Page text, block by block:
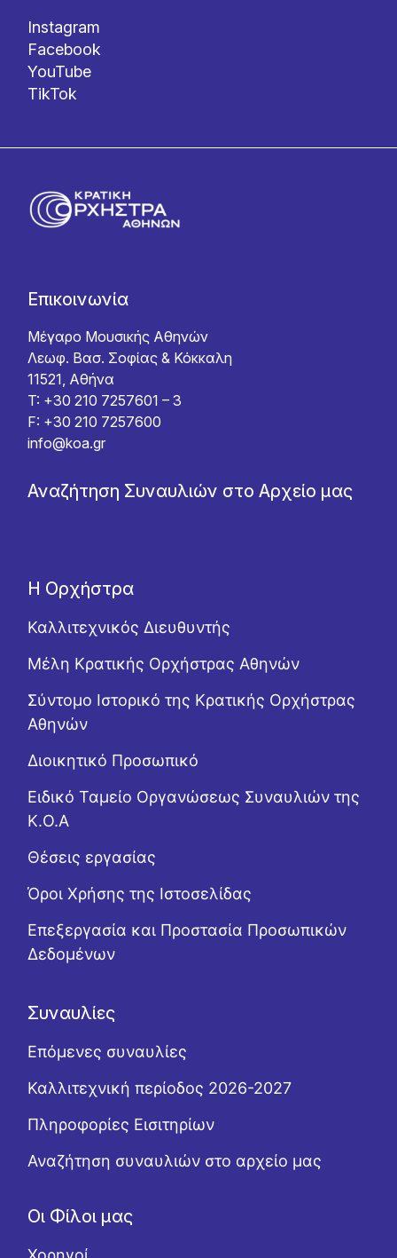
Instagram
Facebook
YouTube
TikTok
Επικοινωνία
Μέγαρο Μουσικής Αθηνών
Λεωφ. Βασ. Σοφίας & Κόκκαλη
11521, Αθήνα
T: +30 210 7257601 – 3
F: +30 210 7257600
info@koa.gr
Αναζήτηση Συναυλιών στο Αρχείο μας
Η Ορχήστρα
Καλλιτεχνικός Διευθυντής
Μέλη Κρατικής Ορχήστρας Αθηνών
Σύντομο Ιστορικό της Κρατικής Ορχήστρας
Αθηνών
Διοικητικό Προσωπικό
Ειδικό Ταμείο Οργανώσεως Συναυλιών της
Κ.Ο.Α
Θέσεις εργασίας
Όροι Χρήσης της Ιστοσελίδας
Επεξεργασία και Προστασία Προσωπικών
Δεδομένων
Συναυλίες
Επόμενες συναυλίες
Καλλιτεχνική περίοδος 2026-2027
Πληροφορίες Εισιτηρίων
Αναζήτηση συναυλιών στο αρχείο μας
Οι Φίλοι μας